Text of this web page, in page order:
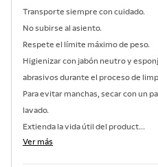
Transporte siempre con cuidado.
No subirse al asiento.
Respete el límite máximo de peso.
Higienizar con jabón neutro y
abrasivos durante el proceso de
Para evitar manchas, secar con un
lavado.
Extienda la vida útil del product...
Ver más